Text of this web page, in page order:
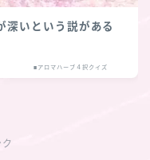
深いという説がある
■アロマハーブ４択クイズ